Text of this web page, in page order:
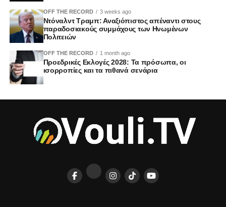
OFF THE RECORD 3 weeks ago
Ντόναλντ Τραμπ: Αναξιόπιστος απέναντι στους
παραδοσιακούς συμμάχους των Ηνωμένων
Πολιτειών
OFF THE RECORD 1 month ago
Προεδρικές Εκλογές 2028: Τα πρόσωπα, οι
ισορροπίες και τα πιθανά σενάρια